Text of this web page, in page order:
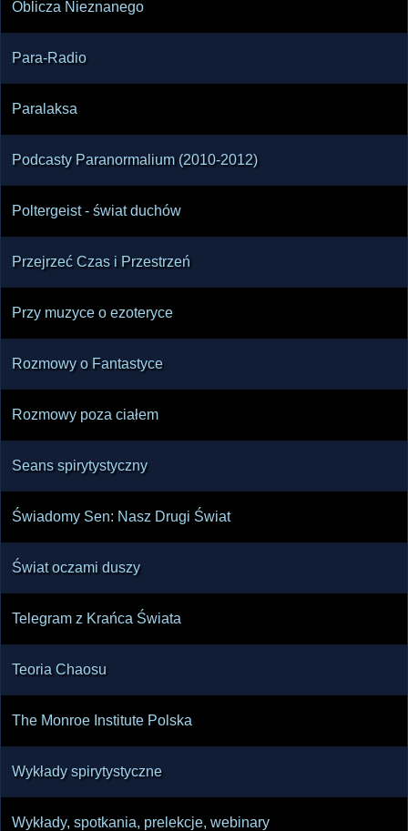
Oblicza Nieznanego
Para-Radio
Paralaksa
Podcasty Paranormalium (2010-2012)
Poltergeist - świat duchów
Przejrzeć Czas i Przestrzeń
Przy muzyce o ezoteryce
Rozmowy o Fantastyce
Rozmowy poza ciałem
Seans spirytystyczny
Świadomy Sen: Nasz Drugi Świat
Świat oczami duszy
Telegram z Krańca Świata
Teoria Chaosu
The Monroe Institute Polska
Wykłady spirytystyczne
Wykłady, spotkania, prelekcje, webinary